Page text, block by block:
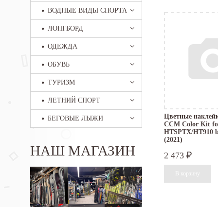
ВОДНЫЕ ВИДЫ СПОРТА
ЛОНГБОРД
ОДЕЖДА
ОБУВЬ
ТУРИЗМ
ЛЕТНИЙ СПОРТ
БЕГОВЫЕ ЛЫЖИ
НАШ МАГАЗИН
Цветные
CCM Color Kit
HTSPTX/HT910
(2021)
2 473 ₽